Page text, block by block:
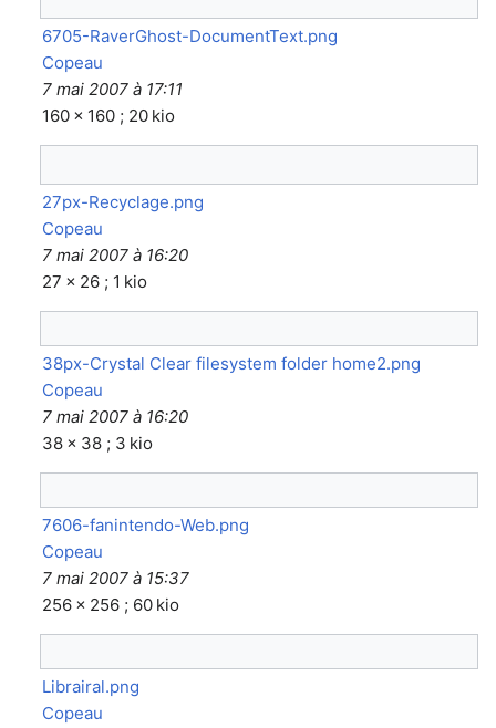
6705-RaverGhost-DocumentText.png
Copeau
7 mai 2007 à 17:11
160 × 160 ; 20 kio
27px-Recyclage.png
Copeau
7 mai 2007 à 16:20
27 × 26 ; 1 kio
38px-Crystal Clear filesystem folder home2.png
Copeau
7 mai 2007 à 16:20
38 × 38 ; 3 kio
7606-fanintendo-Web.png
Copeau
7 mai 2007 à 15:37
256 × 256 ; 60 kio
Librairal.png
Copeau